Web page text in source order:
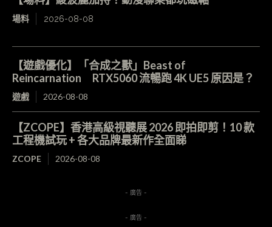
場料 2026-08-08
【遊戲優化】「合成之獸」Beast of
Reincarnation RTX5060 流暢跑 4K UE5 原因是？
遊戲 2026-08-08
【ZCOPE】香港高級視聽展 2026 即拍即剪！10 款
工程機試玩 + 各大品牌最新作全面睇
ZCOPE 2026-08-08
- 廣告 -
- 廣告 -